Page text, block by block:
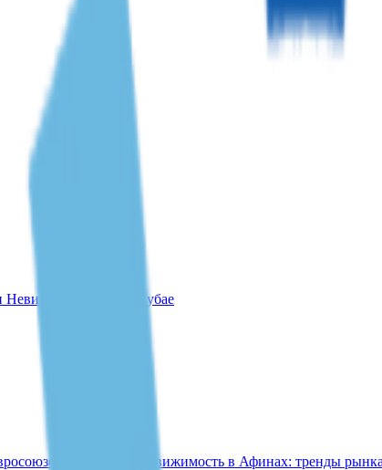
Невис за 30 минут в Дубае
в 2025 году
Недвижимость в Афинах: тренды